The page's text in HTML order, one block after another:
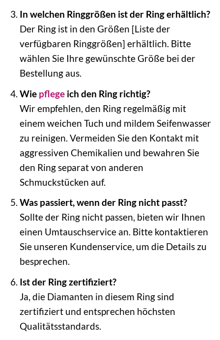
In welchen Ringgrößen ist der Ring erhältlich?
Der Ring ist in den Größen [Liste der
verfügbaren Ringgrößen] erhältlich. Bitte
wählen Sie Ihre gewünschte Größe bei der
Bestellung aus.
Wie pflegeich den Ring richtig?
Wir empfehlen, den Ring regelmäßig mit
einem weichen Tuch und mildem Seifenwasser
zu reinigen. Vermeiden Sie den Kontakt mit
aggressiven Chemikalien und bewahren Sie
den Ring separat von anderen
Schmuckstücken auf.
Was passiert, wenn der Ring nicht passt?
Sollte der Ring nicht passen, bieten wir Ihnen
einen Umtauschservice an. Bitte kontaktieren
Sie unseren Kundenservice, um die Details zu
besprechen.
Ist der Ring zertifiziert?
Ja, die Diamanten in diesem Ring sind
zertifiziert und entsprechen höchsten
Qualitätsstandards.